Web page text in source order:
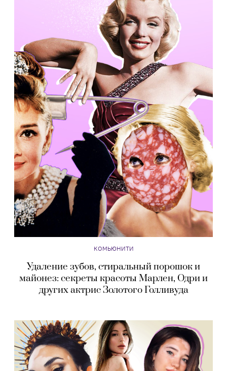
КОМЬЮНИТИ
Удаление зубов, стиральный порошок и
майонез: секреты красоты Марлен, Одри и
других актрис Золотого Голливуда